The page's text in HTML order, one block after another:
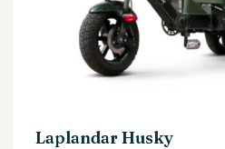
Laplandar Husky